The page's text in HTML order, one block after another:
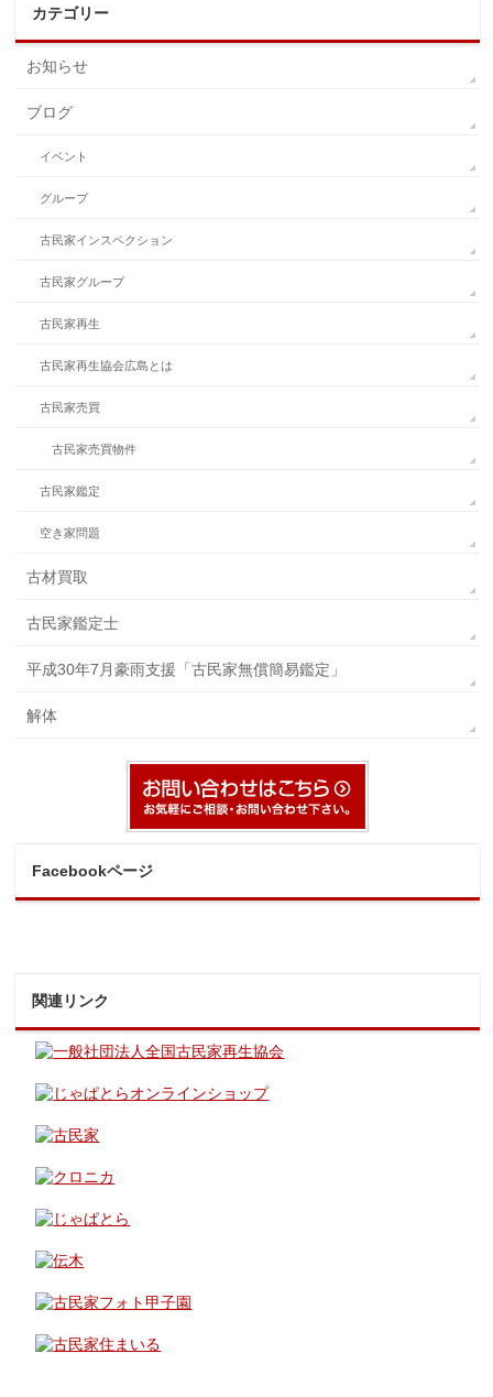
カテゴリー
お知らせ
ブログ
イベント
グループ
古民家インスペクション
古民家グループ
古民家再生
古民家再生協会広島とは
古民家売買
古民家売買物件
古民家鑑定
空き家問題
古材買取
古民家鑑定士
平成30年7月豪雨支援「古民家無償簡易鑑定」
解体
Facebookページ
関連リンク